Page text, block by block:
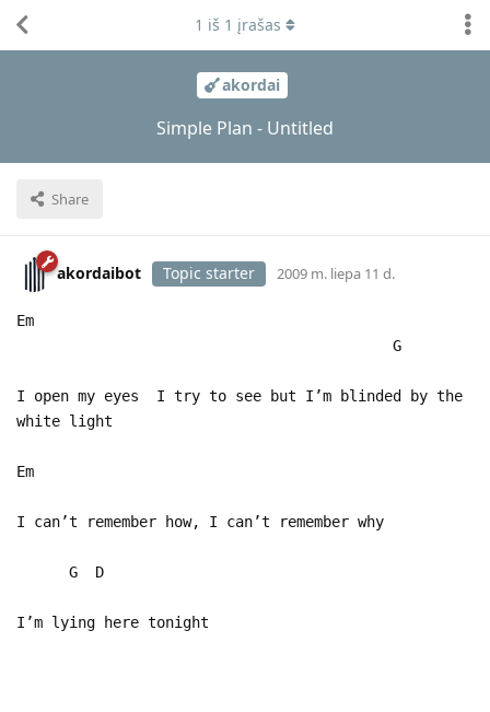
akordai
Simple Plan - Untitled
Share
1 iš 1 įrašas
akordaibot Topic starter 2009 m. liepa 11 d.
Em
G
I open my eyes I try to see but I’m blinded by the
white light
Em
I can’t remember how, I can’t remember why
G D
I’m lying here tonight